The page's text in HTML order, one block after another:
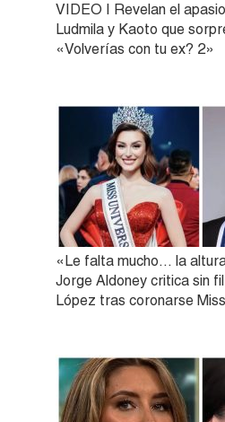
VIDEO | Revelan el
Ludmila y Kaoto que
«Volverías con tu ex? 2»
«Le falta mucho… la
Jorge Aldoney critica sin
López tras coronarse